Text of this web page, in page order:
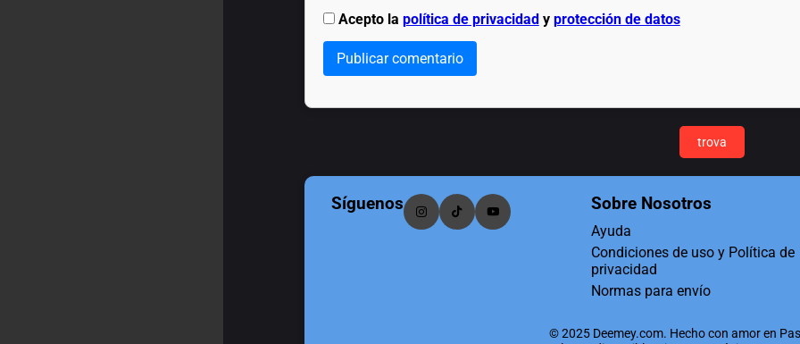
Acepto la política de privacidady protección de datos
Publicar comentario
trova
Síguenos Sobre Nosotros
Ayuda
Condiciones de uso y Política de
privacidad
Normas para envío
© 2025 Deemey.com. Hecho con amor en